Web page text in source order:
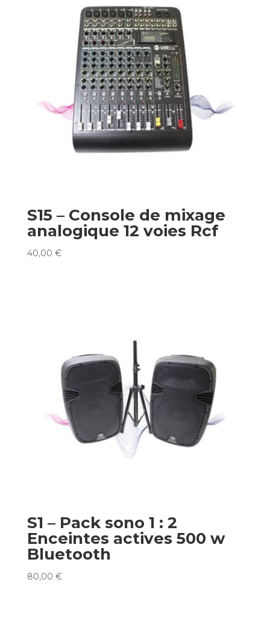
S15 – Console de mixage
analogique 12 voies Rcf
40,00 €
S1 – Pack sono 1 : 2
Enceintes actives 500 w
Bluetooth
80,00 €